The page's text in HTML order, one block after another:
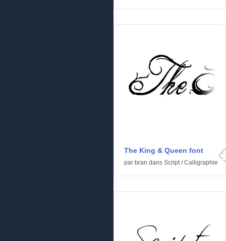
The King & Queen font
par bran dans Script/Calligraphie